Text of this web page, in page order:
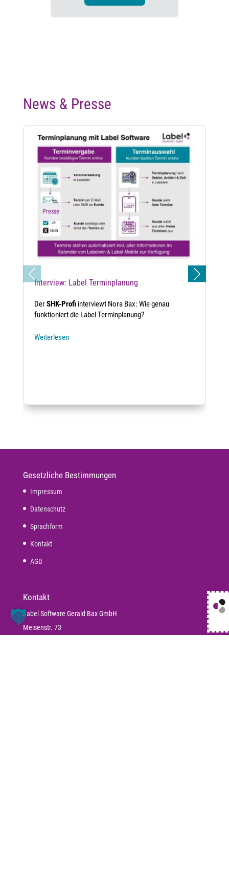
News & Presse
Presse
Interview: Label Terminplanung
DerSHK-Profiinterviewt Nora Bax: Wie genau
funktioniert die Label Terminplanung?
Weiterlesen
Gesetzliche Bestimmungen
Impressum
Datenschutz
Sprachform
Kontakt
AGB
Kontakt
Label Software Gerald Bax GmbH
Meisenstr. 73